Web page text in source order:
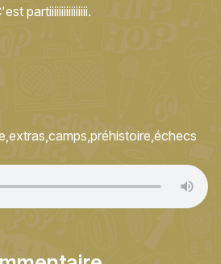
partiiiiiiiiiiiiiiii.
extras camps préhistoire échecs